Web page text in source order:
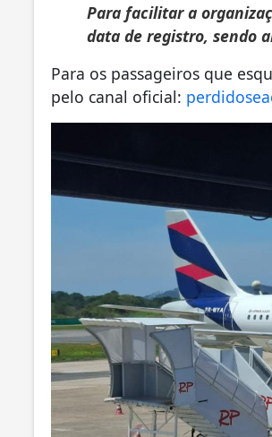
Para facilitar a
data de registro, sendo
Para os passageiros que
pelo canal oficial: